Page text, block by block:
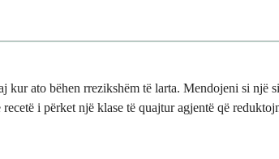
ato bëhen rrezikshëm të larta. Mendojeni si një
i përket një klase të quajtur agjentë që